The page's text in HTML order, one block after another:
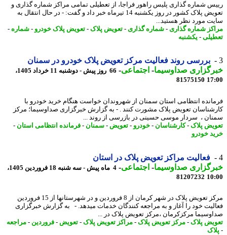
شماره گذاری پلیس راهور فراجا، از تعطیلی تمامی مراکز شماره گذاری و
تعویض پلاک کشور در روز یکشنبه 14 تیرماه خبر داد و گفت: - در ﺣﺎل اﻧﺘﻘﺎل ﺑﻪ
ﻣﻮرد ﻧﻈﺮ ﻫﺴﺘﯿﺪ...
شماره گذاری- شماره گذاری- تعویض پلاک -تعویض پلاک خودرو-شماره-
-یکشنبه
بررسی روند فعالیت مرکز تعویض پلاک خودرو در سمنان
صداوسیما-اجتماعی-
66 روز پیش - دوشنبه 11 خرداد 1405،
81575150
انتظامی استان سمنان از شهروندان خواست هنگام خرید خودرو با
تعویض پلاک مشورت کنند . - به گزارش خبرگزاری صداوسیما؛ مرکز
،️ سردار موسی حسینی در بازرسی از روند ...
پلاک -کارشناسان-خودرو-تعویض-سمنان-فرمانده انتظامی استان-
خودرو
فعالیت مراکز تعویض پلاک در استان
صداوسیما-اجتماعی-
4 ماه پیش - سه شنبه 18 فروردین 1405،
81207232
مرکز تعویض پلاک در شهر کرمان از 8 فروردین و در شهرستانها از 15 فروردین
خود را آغاز و به مراجعه کنندگان خدمات میدهد. - به گزارش خبرگزاری
مرکزکرمان ،مرکز تعویض پلاک در ...
پلاک -مرکز تعویض پلاک -مراکز تعویض پلاک -تعویض-فروردین -مراجعه